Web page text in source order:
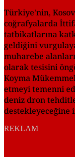
Türkiye'nin,
coğrafyalarda
tatbikatlarına
geldiğini
muharebe
olarak tesisini
Koyma
etmeyi temenni
deniz dron
destekleyeceğine
REKLAM